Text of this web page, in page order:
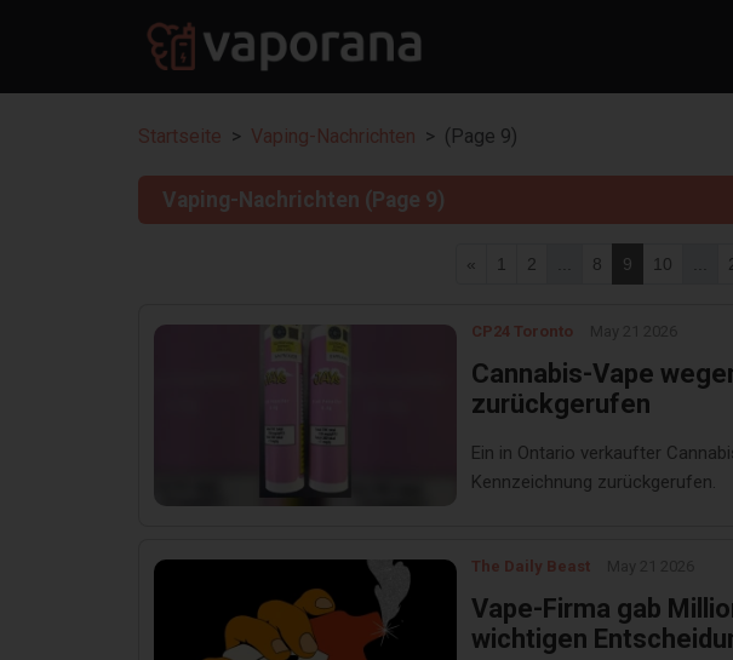
Startseite Vaping-Nachrichten (Page 9)
Vaping-Nachrichten (Page 9)
« 1 2 8 9 10
CP24 Toronto
Cannabis-Vape
zurückgerufen
Ein in Ontario verkaufter
Kennzeichnung zurückgerufen.
The Daily Beast
Vape-Firma gab
wichtigen